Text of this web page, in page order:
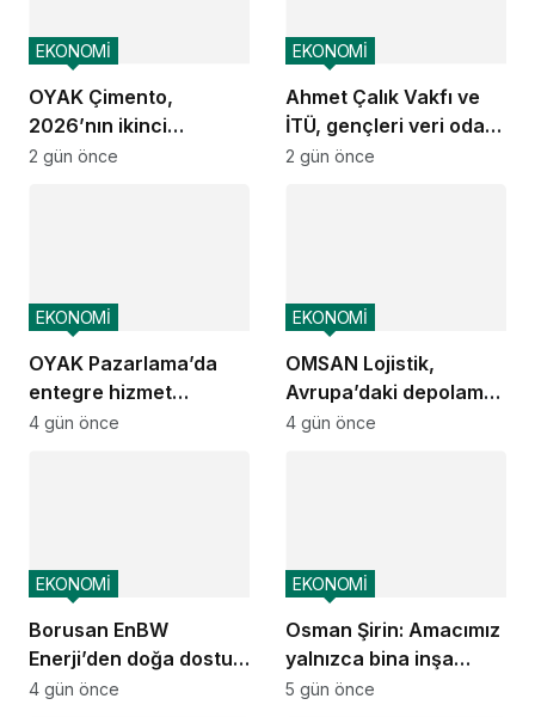
OYAK Çimento,
2026’nın ikinci
çeyreğinde olumlu
EKONOMİ
2 gün önce
Ahmet Çalık Vakfı ve
İTÜ, gençleri veri odaklı
geleceğe hazırlıyor
EKONOMİ
2 gün önce
OYAK Pazarlama’da
entegre hizmet
ekosistemi kuruluyor
EKONOMİ
4 gün önce
OMSAN Lojistik,
Avrupa’daki depolama
ve dağıtım
EKONOMİ
4 gün önce
Borusan EnBW
Enerji’den doğa dostu
proje
EKONOMİ
4 gün önce
Osman Şirin: Amacımız
yalnızca bina inşa
etmek değil,
EKONOMİ
5 gün önce